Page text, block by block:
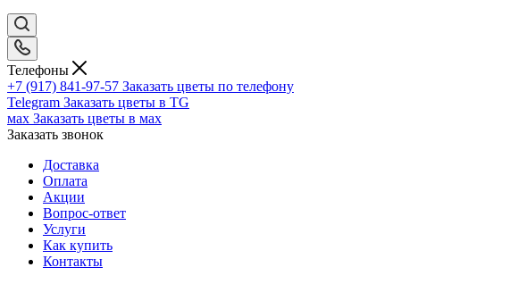
Телефоны
+7 (917) 841-97-57 Заказать цветы по телефону
Telegram Заказать цветы в TG
мах Заказать цветы в мах
Заказать звонок
Доставка
Оплата
Акции
Вопрос-ответ
Услуги
Как купить
Контакты